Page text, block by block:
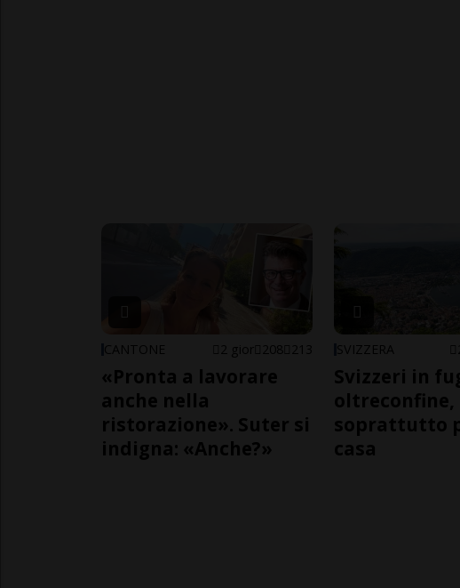
CANTONE 2 gior 208 213
«Pronta a lavorare
anche nella
ristorazione». Suter si
indigna: «Anche?»
SVIZZERA
Svizzeri in
oltreconfine,
soprattutto
casa